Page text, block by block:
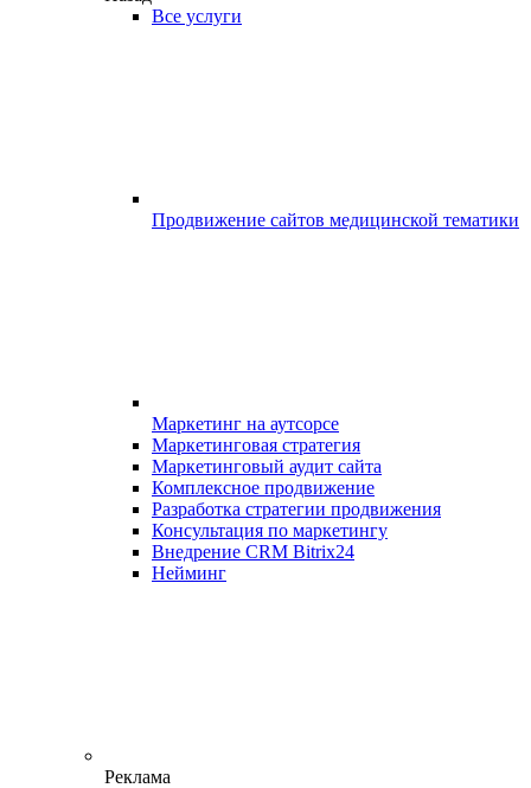
Все услуги
Продвижение сайтов медицинской тематики
Маркетинг на аутсорсе
Маркетинговая стратегия
Маркетинговый аудит сайта
Комплексное продвижение
Разработка стратегии продвижения
Консультация по маркетингу
Внедрение CRM Bitrix24
Нейминг
Реклама